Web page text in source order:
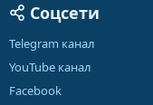
Соцсети
Telegram канал
YouTube канал
Facebook